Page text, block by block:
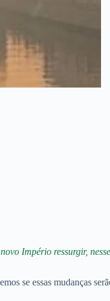
Império ressurgir,
se essas mudanças